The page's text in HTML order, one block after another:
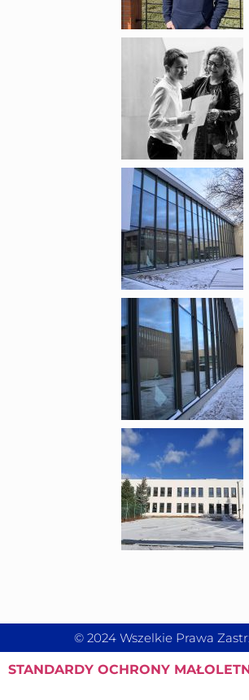
© 2024 Wszelkie Prawa
STANDARDY OCHRONY